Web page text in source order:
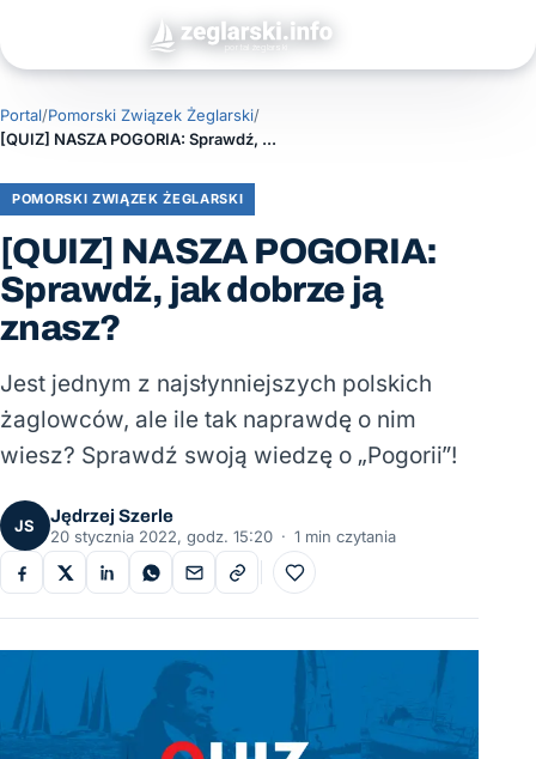
Portal/Pomorski Związek Żeglarski/
[QUIZ] NASZA POGORIA: Sprawdź, jak dobrze ją znasz?
POMORSKI ZWIĄZEK ŻEGLARSKI
[QUIZ] NASZA POGORIA:
Sprawdź, jak dobrze ją
znasz?
Jest jednym z najsłynniejszych polskich
żaglowców, ale ile tak naprawdę o nim
wiesz? Sprawdź swoją wiedzę o „Pogorii”!
JS
Jędrzej Szerle
20 stycznia 2022, godz. 15:20 · 1 min czytania
Do ulubionych